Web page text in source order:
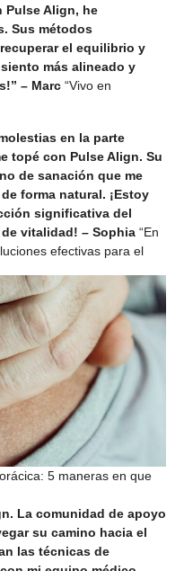
Pulse Align, he
Sus métodos
el equilibrio y
más alineado y
– Marc “Vivo en
en la parte
topé con Pulse Align. Su
de sanación que me
forma natural. ¡Estoy
significativa del
vitalidad! – Sophia “En
efectivas para el
5 maneras en que
La comunidad de apoyo
su camino hacia el
las técnicas de